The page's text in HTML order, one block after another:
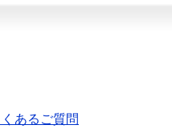
くあるご質問